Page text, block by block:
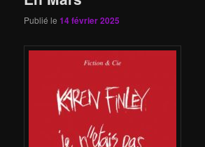
Publié le14 février 2025